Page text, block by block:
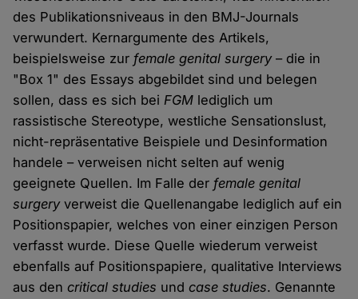
des Publikationsniveaus in den BMJ-Journals
verwundert. Kernargumente des Artikels,
beispielsweise zur female genital surgery– die in
"Box 1" des Essays abgebildet sind und belegen
sollen, dass es sich beiFGM lediglich um
rassistische Stereotype, westliche Sensationslust,
nicht-repräsentative Beispiele und Desinformation
handele – verweisen nicht selten auf wenig
geeignete Quellen. Im Falle der female genital
surgeryverweist die Quellenangabe lediglich auf ein
Positionspapier, welches von einer einzigen Person
verfasst wurde. Diese Quelle wiederum verweist
ebenfalls auf Positionspapiere, qualitative Interviews
aus dencritical studies undcase studies. Genannte